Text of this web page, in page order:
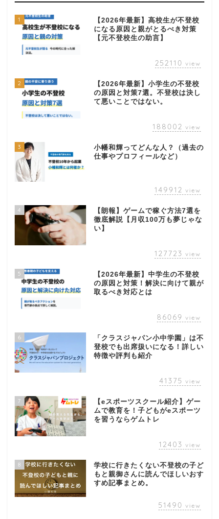
1
【2026年最新】高校生が不登校
になる原因と親がとるべき対策
【元不登校生の助言】
252110 view
2
【2026年最新】小学生の不登校
の原因と対策7選。不登校は決し
て悪いことではない。
188002 view
3
小幡和輝ってどんな人？（過去の
仕事やプロフィールなど）
149912 view
4
【朗報】ゲームで稼ぐ方法7選を
徹底解説【月収100万も夢じゃな
い】
127723 view
5
【2026年最新】中学生の不登校
の原因と対策！解決に向けて親が
取るべき対応とは
86069 view
6
「クラスジャパン小中学園」は不
登校でも出席扱いになる！詳しい
特徴や評判も紹介
41375 view
7
【eスポーツスクール紹介】ゲー
ムで教育を！子どもがeスポーツ
を習うならゲムトレ
12403 view
8
学校に行きたくない不登校の子ど
もと親御さんに読んでほしいおす
すめ記事まとめ。
51490 view